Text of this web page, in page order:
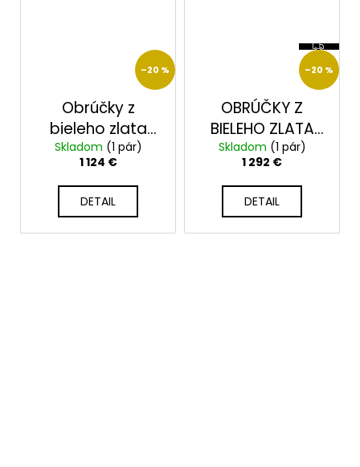
–20 %
Obrúčky z
bieleho zlata
2014041/B
Skladom (1 pár)
1 124 €
DETAIL
Z
A
D
R
–20 %
OBRÚČKY Z
BIELEHO ZLATA
2014051
Skladom (1 pár)
1 292 €
DETAIL